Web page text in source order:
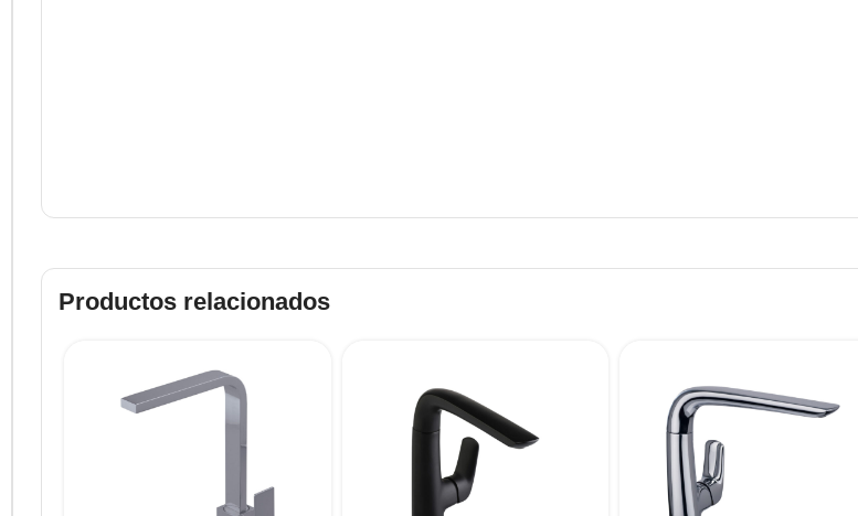
Productos relacionados